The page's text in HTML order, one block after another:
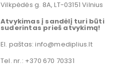
Vilkpėdės g. 8A, LT-03151 Vilnius
Atvykimas į sandėlį turi būti
suderintas prieš atvykimą!
El. paštas:info@mediplius.lt
Tel. nr.: +370 670 70331